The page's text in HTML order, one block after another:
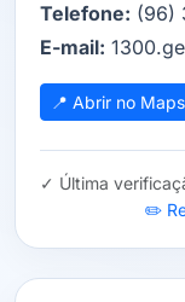
Telefone: (96)
E-mail:
📍 Abrir no Maps
✓ Última
✏️